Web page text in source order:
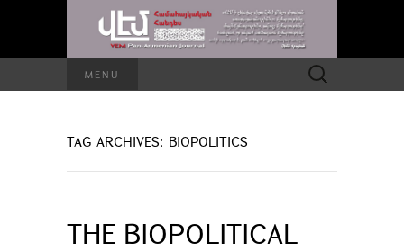
MENU
Search
for:
TAG ARCHIVES: BIOPOLITICS
THE BIOPOLITICAL